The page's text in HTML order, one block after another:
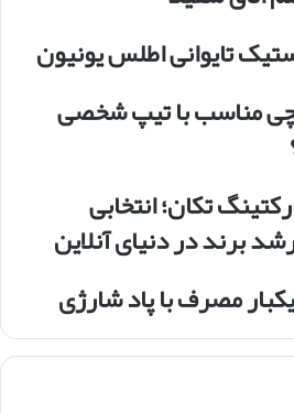
تایوانی اطلس یونیون
مناسب با تیپ شخصی
تکان؛ انتخابی
برند در دنیای آنلاین
مصرف با پاد شارژی